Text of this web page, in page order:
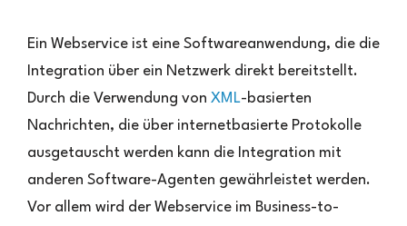
Ein Webservice ist eine Softwareanwendung, die die
Integration über ein Netzwerk direkt bereitstellt.
Durch die Verwendung von XML-basierten
Nachrichten, die über internetbasierte Protokolle
ausgetauscht werden kann die Integration mit
anderen Software-Agenten gewährleistet werden.
Vor allem wird der Webservice im Business-to-